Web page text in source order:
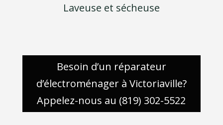
Laveuse et sécheuse
Besoin d’un réparateur
d’électroménager à Victoriaville?
Appelez-nous au (819) 302-5522